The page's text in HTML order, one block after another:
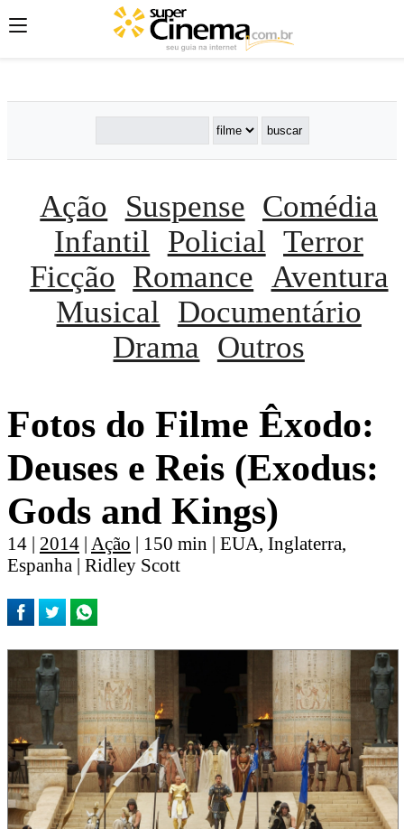
';';
Ação Suspense Comédia
Infantil
Policial Terror
Ficção Romance Aventura
Musical
Documentário
Drama
Outros
Fotos do Filme Êxodo:
Deuses e Reis (Exodus:
Gods and Kings)
14 | 2014 | Ação | 150 min | EUA, Inglaterra,
Espanha | Ridley Scott